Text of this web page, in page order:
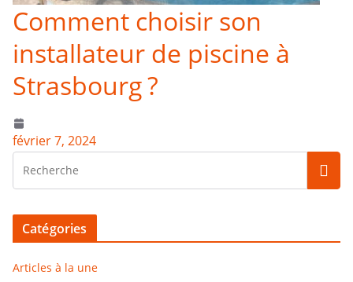
Comment choisir son
installateur de piscine à
Strasbourg ?
février 7, 2024
Catégories
Articles à la une